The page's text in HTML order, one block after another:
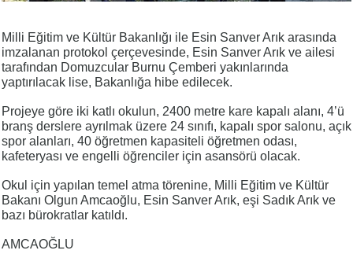
Milli Eğitim ve Kültür Bakanlığı ile Esin Sanver Arık arasında
imzalanan protokol çerçevesinde, Esin Sanver Arık ve ailesi
tarafından Domuzcular Burnu Çemberi yakınlarında
yaptırılacak lise, Bakanlığa hibe edilecek.
Projeye göre iki katlı okulun, 2400 metre kare kapalı alanı, 4’ü
branş derslere ayrılmak üzere 24 sınıfı, kapalı spor salonu, açık
spor alanları, 40 öğretmen kapasiteli öğretmen odası,
kafeteryası ve engelli öğrenciler için asansörü olacak.
Okul için yapılan temel atma törenine, Milli Eğitim ve Kültür
Bakanı Olgun Amcaoğlu, Esin Sanver Arık, eşi Sadık Arık ve
bazı bürokratlar katıldı.
AMCAOĞLU